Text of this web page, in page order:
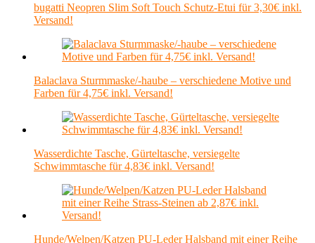
bugatti Neopren Slim Soft Touch Schutz-Etui für 3,30€ inkl.
Versand!
Balaclava Sturmmaske/-haube – verschiedene Motive und
Farben für 4,75€ inkl. Versand!
Wasserdichte Tasche, Gürteltasche, versiegelte
Schwimmtasche für 4,83€ inkl. Versand!
Hunde/Welpen/Katzen PU-Leder Halsband mit einer Reihe